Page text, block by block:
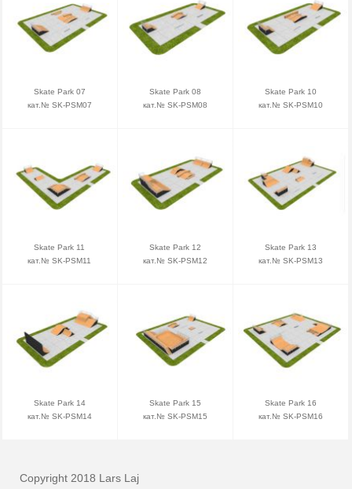
Skate Park 07
кат.№ SK-PSM07
Skate Park 08
кат.№ SK-PSM08
Skate Park 10
кат.№ SK-PSM10
Skate Park 11
кат.№ SK-PSM11
Skate Park 12
кат.№ SK-PSM12
Skate Park 13
кат.№ SK-PSM13
Skate Park 14
кат.№ SK-PSM14
Skate Park 15
кат.№ SK-PSM15
Skate Park 16
кат.№ SK-PSM16
Copyright 2018 Lars Laj